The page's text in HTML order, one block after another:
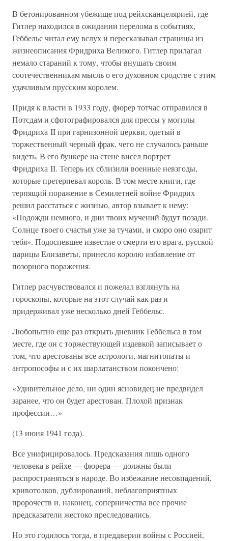
В бетонированном убежище под рейхсканцелярией, где
Гитлер находился в ожидании перелома в событиях,
Геббельс читал ему вслух и пересказывал страницы из
жизнеописания Фридриха Великого. Гитлер прилагал
немало стараний к тому, чтобы внушать своим
соотечественникам мысль о его духовном сродстве с этим
удачливым прусским королем.
Придя к власти в 1933 году, фюрер тотчас отправился в
Потсдам и сфотографировался для прессы у могилы
Фридриха II при гарнизонной церкви, одетый в
торжественный черный фрак, чего не случалось раньше
видеть. В его бункере на стене висел портрет
Фридриха II. Теперь их сблизили военные невзгоды,
которые претерпевал король. В том месте книги, где
терпящий поражение в Семилетней войне Фридрих
решил расстаться с жизнью, автор взывает к нему:
«Подожди немного, и дни твоих мучений будут позади.
Солнце твоего счастья уже за тучами, и скоро оно озарит
тебя». Подоспевшее известие о смерти его врага, русской
царицы Елизаветы, принесло королю избавление от
позорного поражения.
Гитлер расчувствовался и пожелал взглянуть на
гороскопы, которые на этот случай как раз и
придерживал уже несколько дней Геббельс.
Любопытно еще раз открыть дневник Геббельса в том
месте, где он с торжествующей издевкой записывает о
том, что арестованы все астрологи, магнитопаты и
антропософы и с их шарлатанством покончено:
«Удивительное дело, ни один ясновидец не предвидел
заранее, что он будет арестован. Плохой признак
профессии…»
(13 июня 1941 года).
Все унифицировалось. Предсказания лишь одного
человека в рейхе — фюрера — должны были
распространяться в народе. Во избежание несовпадений,
кривотолков, дублирований, неблагоприятных
пророчеств и, наконец, соперничества все прочие
предсказатели жестоко преследовались.
Но это годилось тогда, в преддверии войны с Россией,